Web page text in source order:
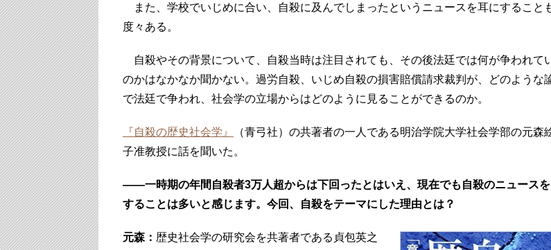
また、学校でいじめに合い、自殺に及んでしまったというニュースを耳にすること
度々ある。
自殺やその背景について、自殺当時は注目されても、その後法廷では何が争われて
のかはなかなか聞かない。過労自殺、いじめ自殺の損害賠償請求裁判が、どのような
で法廷で争われ、社会学の立場からはどのように見ることができるのか。
『自殺の歴史社会学』
（青弓社）の共著者の一人である明治学院大学社会学部の元森
子准教授に話を聞いた。
――一時期の年間自殺者3万人超からは下回ったとはいえ、現在でも自殺のニュース
することは多いと感じます。今回、自殺をテーマにした理由とは？
元森： 歴史社会学の研究会を共著者である貞包英之